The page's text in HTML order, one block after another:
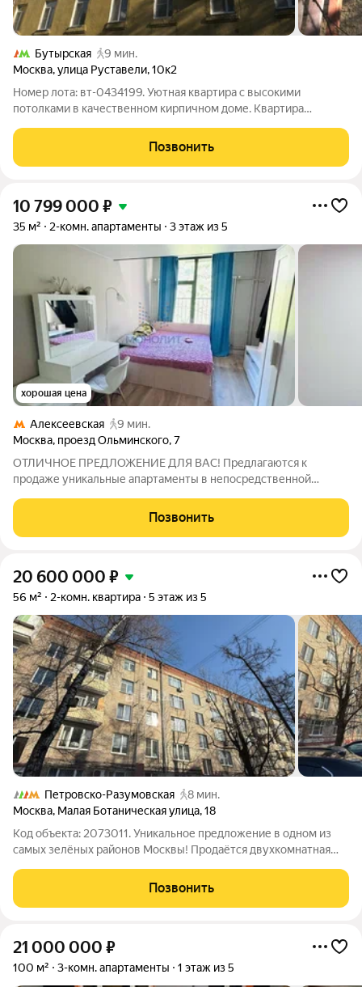
Бутырская
9 мин.
Москва,улица Руставели,10к2
Номер лота: вт-0434199. Уютная квартира с высокими
потолками в качественном кирпичном доме. Квартира
выходят на зеленый двор. Развитая Инфраструктура района. В
шаговой доступности: школа,
Позвонить
10 799 000 ₽
35 м² 2-комн. апартаменты 3 этаж из 5
хорошая цена
Алексеевская
9 мин.
Москва, проезд Ольминского,7
ОТЛИЧНОЕ ПРЕДЛОЖЕНИЕ ДЛЯ ВАС! Предлагаются к
продаже уникальные апартаменты в непосредственной
минутах ходьбы от станции метро «Алексеевская». Жилое
помещение состоит из двух комнат и
Позвонить
20 600 000 ₽
56 м² 2-комн. квартира 5 этаж из 5
Петровско-Разумовская
8 мин.
Москва, Малая Ботаническая улица,18
Код объекта: 2073011. Уникальное предложение в одном из
самых зелёных районов Москвы! Продаётся двухкомнатная
Кирпичный дом 1958 года постройки отличается своей
надёжностью и долговечностью.
Позвонить
21 000 000 ₽
100 м² 3-комн. апартаменты 1 этаж из 5